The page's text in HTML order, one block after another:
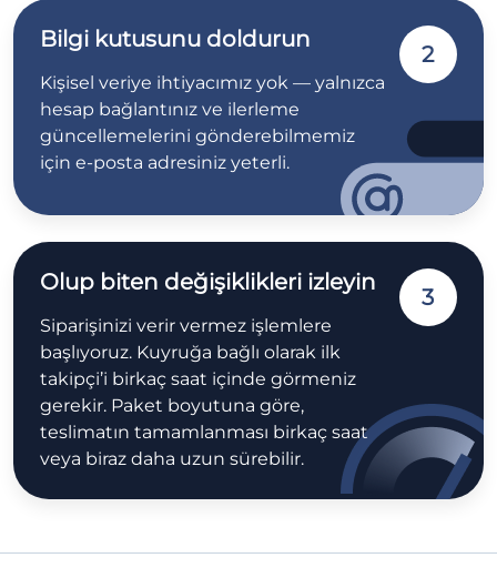
Bilgi kutusunu doldurun
Kişisel veriye ihtiyacımız yok — yalnızca
hesap bağlantınız ve ilerleme
güncellemelerini gönderebilmemiz
için e-posta adresiniz yeterli.
2
Olup biten değişiklikleri izleyin
Siparişinizi verir vermez işlemlere
başlıyoruz. Kuyruğa bağlı olarak ilk
takipçi’i birkaç saat içinde görmeniz
gerekir. Paket boyutuna göre,
teslimatın tamamlanması birkaç saat
veya biraz daha uzun sürebilir.
3